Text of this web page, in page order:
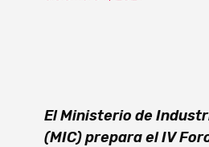
El Ministerio de
(MIC) prepara el IV